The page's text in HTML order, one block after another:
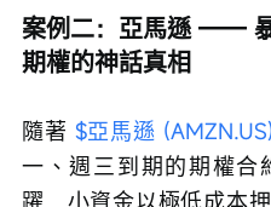
案例二：亞馬遜 ——
期權的神話真相
隨著 $亞馬遜
一、週三到期的期權合
躍，小資金以極低成本